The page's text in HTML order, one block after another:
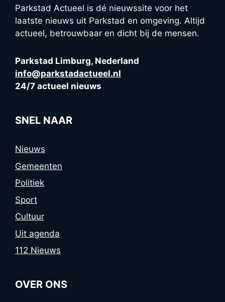
Parkstad Actueel is dé nieuwssite voor het
laatste nieuws uit Parkstad en omgeving. Altijd
actueel, betrouwbaar en dicht bij de mensen.
Parkstad Limburg, Nederland
info@parkstadactueel.nl
24/7 actueel nieuws
SNEL NAAR
Nieuws
Gemeenten
Politiek
Sport
Cultuur
Uit agenda
112 Nieuws
OVER ONS